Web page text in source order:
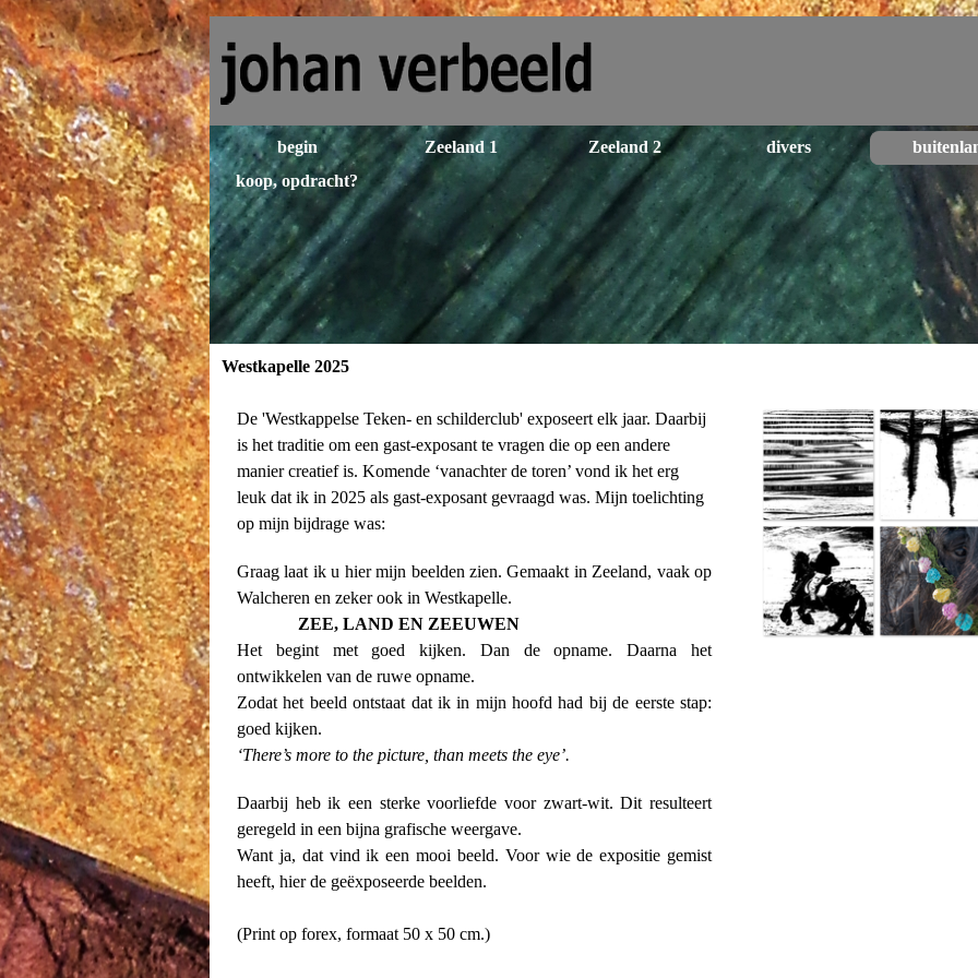
Ga naar de inhoud
Menu overslaan
begin Zeeland 1 ▼
Zeeland 2 ▼
divers ▼
koop, opdracht?
▼
Westkapelle 2025
De 'Westkappelse Teken- en schilderclub'exposeert elk jaar.Daarbij
is het traditie om een gast-exposant te vragen die op een andere
manier creatief is.Komende ‘vanachter de toren’ vond ik het erg
leuk dat ik in 2025 als gast-exposant gevraagd was.Mijn toelichting
op mijn bijdrage was:
Graag laat ik u hier mijn beelden zien. Gemaakt in Zeeland, vaak op
Walcheren en zeker ook in Westkapelle.
ZEE, LAND EN ZEEUWEN
Het begint met goed kijken. Dan de opname. Daarna het
ontwikkelen van de ruwe opname.
Zodat het beeld ontstaat dat ik in mijn hoofd had bij de eerste stap:
goed kijken.
‘There’s more to the picture, than meets the eye’.
Daarbij heb ik een sterke voorliefde voor zwart-wit. Dit resulteert
geregeld in een bijna grafische weergave.
Want ja, dat vind ik een mooi beeld. Voor wie de expositie gemist
heeft, hier de geëxposeerde beelden.
(Print op forex, formaat 50 x 50 cm.)